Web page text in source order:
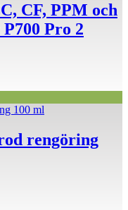
CF, PPM och
Pro 2
rengöring